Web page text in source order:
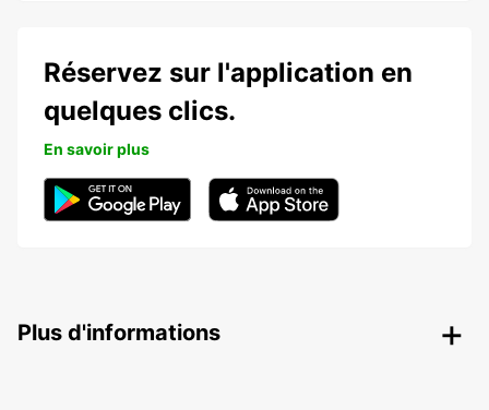
Réservez sur l'application en
quelques clics.
En savoir plus
Plus d'informations